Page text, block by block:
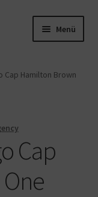
Menü
Cap Hamilton Brown
Cap